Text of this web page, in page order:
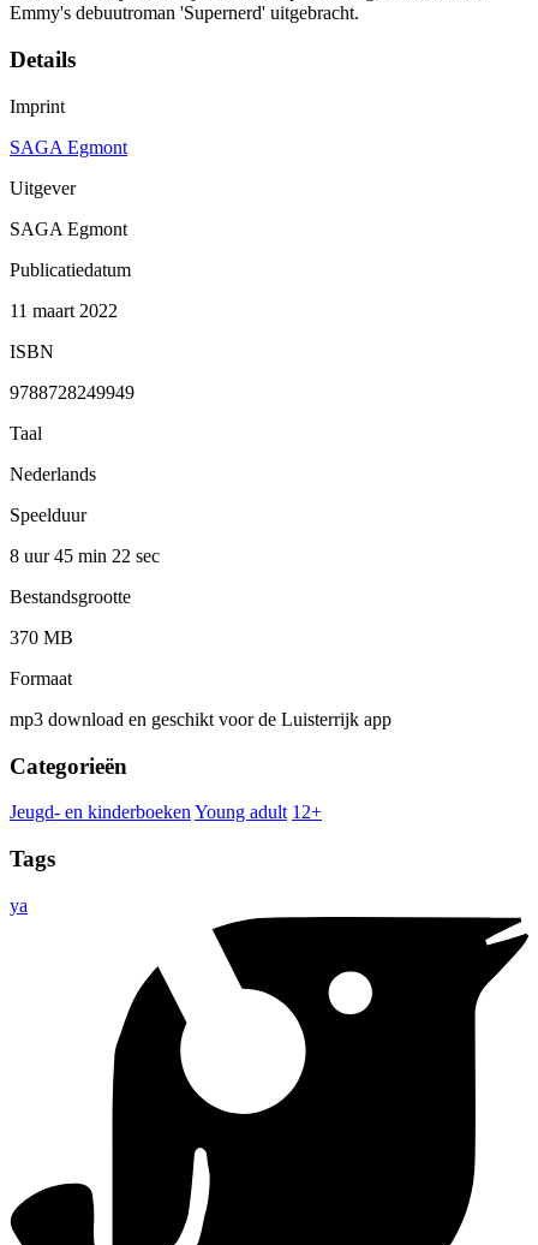
Emmy's debuutroman 'Supernerd' uitgebracht.
Details
Imprint
SAGA Egmont
Uitgever
SAGA Egmont
Publicatiedatum
11 maart 2022
ISBN
9788728249949
Taal
Nederlands
Speelduur
8 uur 45 min 22 sec
Bestandsgrootte
370 MB
Formaat
mp3 download en geschikt voor de Luisterrijk app
Categorieën
Jeugd- en kinderboeken Young adult 12+
Tags
ya